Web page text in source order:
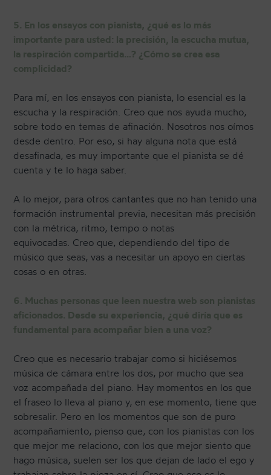
5. En los ensayos con pianista, ¿qué es lo más
importante para usted: la precisión, la escucha mutua,
la respiración compartida…? ¿Cómo se crea esa
complicidad?
Para mí, en los ensayos con pianista, lo esencial es la
escucha y la respiración. Creo que nos ayuda mucho,
sobre todo en temas de afinación. Nosotros nos oímos
desde dentro. Por eso, si hay alguna nota que está
desafinada, es muy importante que el pianista se dé
cuenta y te lo haga saber.
A lo mejor, para otros cantantes que no han tenido una
formación instrumental previa, necesitan más precisión
con la métrica, ritmo, tempo o notas
equivocadas. Creo que, dependiendo del tipo de
músico que seas, vas a necesitar un apoyo en ciertas
cosas o en otras.
6. Muchas personas que leen nuestra web son pianistas
aficionados. Desde su experiencia, ¿qué diría que es
fundamental para acompañar bien a una voz?
Creo que es necesario trabajar como si hiciésemos
música de cámara entre los dos, por mucho que sea
voz acompañada del piano. Hay momentos en los que
el fraseo lo lleva al piano y, en ese momento, tiene que
sobresalir. Pero en los momentos que son de puro
acompañamiento, pienso que, con los pianistas con los
que mejor me relaciono, con los que mejor siento que
hago música, suelen ser los que dejan de lado el ego y